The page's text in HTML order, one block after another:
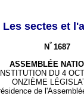
Les sectes et
N° 1687
ASSEMBLÉE
DU 4
ONZIÈME
de